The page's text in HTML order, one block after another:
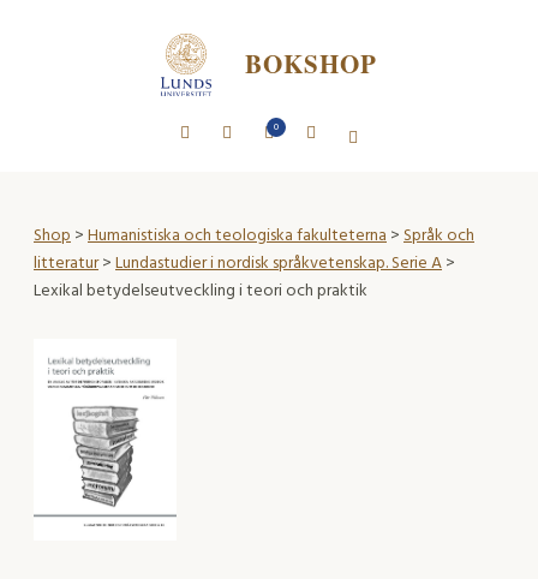
BOKSHOP
0
Shop>Humanistiska och teologiska fakulteterna>Språk och
litteratur>Lundastudier i nordisk språkvetenskap. Serie A>
Lexikal betydelseutveckling i teori och praktik